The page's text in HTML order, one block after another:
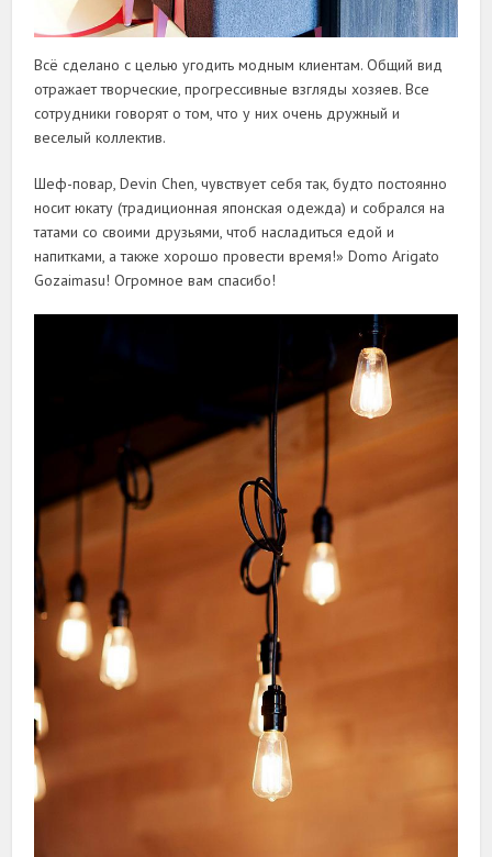
Всё сделано с целью угодить модным клиентам. Общий вид
отражает творческие, прогрессивные взгляды хозяев. Все
сотрудники говорят о том, что у них очень дружный и
веселый коллектив.
Шеф-повар, Devin Chen, чувствует себя так, будто постоянно
носит юкату (традиционная японская одежда) и собрался на
татами со своими друзьями, чтоб насладиться едой и
напитками, а также хорошо провести время!» Domo Arigato
Gozaimasu! Огромное вам спасибо!